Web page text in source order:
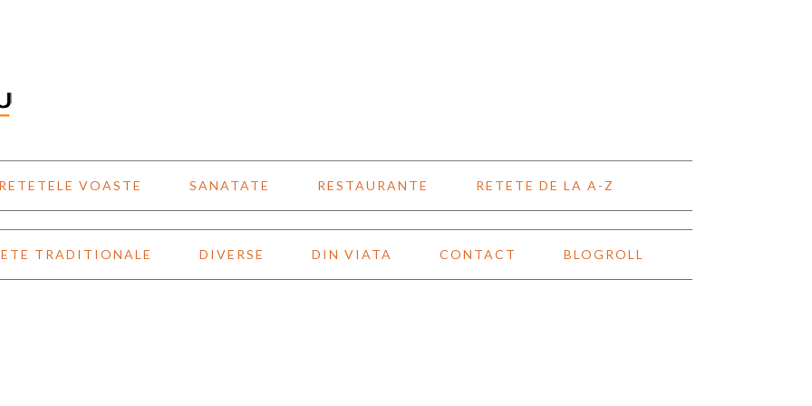
RETETELE VOASTE SANATATE RESTAURANTE RETETE DE LA A-Z
TRADITIONALE DIVERSE DIN VIATA CONTACT BLOGROLL